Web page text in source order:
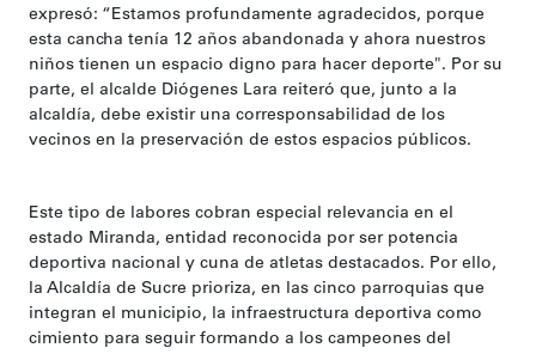
expresó: “Estamos profundamente agradecidos, porque
esta cancha tenía 12 años abandonada y ahora nuestros
niños tienen un espacio digno para hacer deporte". Por su
parte, el alcalde Diógenes Lara reiteró que, junto a la
alcaldía, debe existir una corresponsabilidad de los
vecinos en la preservación de estos espacios públicos.
Este tipo de labores cobran especial relevancia en el
estado Miranda, entidad reconocida por ser potencia
deportiva nacional y cuna de atletas destacados. Por ello,
la Alcaldía de Sucre prioriza, en las cinco parroquias que
integran el municipio, la infraestructura deportiva como
cimiento para seguir formando a los campeones del